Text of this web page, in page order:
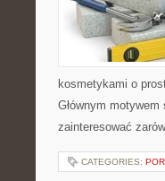
kosmetykami o
Głównym
zainteresować
CATEGORIES: